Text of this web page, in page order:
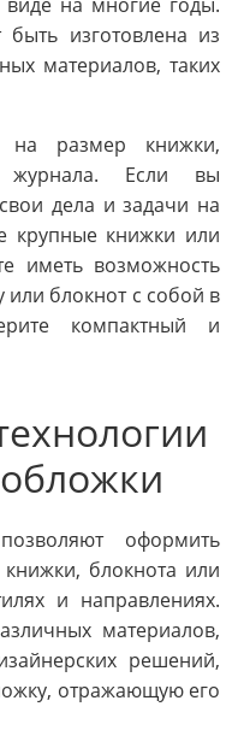
изготовлена из
материалов, таких
на размер книжки,
журнала. Если вы
дела и задачи на
крупные книжки или
иметь возможность
блокнот с собой в
компактный и
оформить
блокнота или
и направлениях.
материалов,
решений,
отражающую его